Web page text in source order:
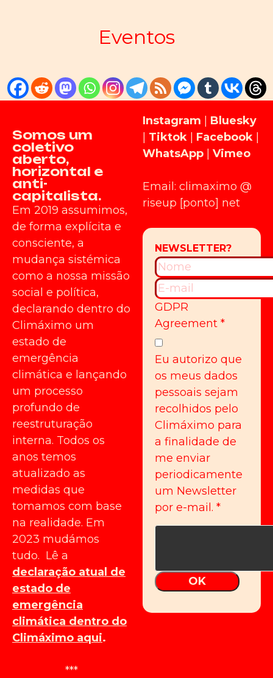
Eventos
Somos um
coletivo
aberto,
horizontal e
anti-
capitalista.
Em 2019 assumimos,
de forma explícita e
consciente, a
mudança sistémica
como a nossa missão
social e política,
declarando dentro do
Climáximo um
estado de
emergência
climática e lançando
um processo
profundo de
reestruturação
interna. Todos os
anos temos
atualizado as
medidas que
tomamos com base
na realidade. Em
2023 mudámos
tudo. Lê a
declaração atual de
estado de
emergência
climática dentro do
Climáximo aqui.
***
Instagram
Bluesky
Tiktok Facebook
WhatsApp
Vimeo
Email: climaximo @
riseup [ponto] net
GDPR
Agreement *
Eu autorizo que
os meus dados
pessoais sejam
recolhidos pelo
Climáximo para
a finalidade de
me enviar
periodicamente
um Newsletter
por e-mail. *
OK